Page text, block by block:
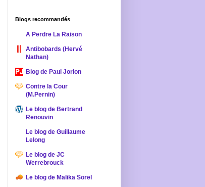
Blogs recommandés
A Perdre La Raison
Antibobards (Hervé
Nathan)
Blog de Paul Jorion
Contre la Cour
(M.Pernin)
Le blog de Bertrand
Renouvin
Le blog de Guillaume
Lelong
Le blog de JC
Werrebrouck
Le blog de Malika Sorel